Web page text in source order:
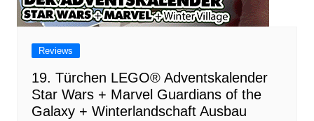
Reviews
19. Türchen LEGO® Adventskalender
Star Wars + Marvel Guardians of the
Galaxy + Winterlandschaft Ausbau